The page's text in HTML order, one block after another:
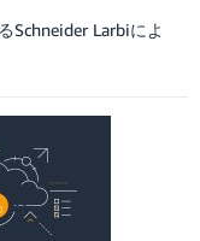
Schneider Larbiによ